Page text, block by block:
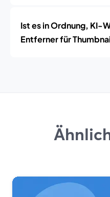
Ist es in Ordnung, KI-
Entferner für